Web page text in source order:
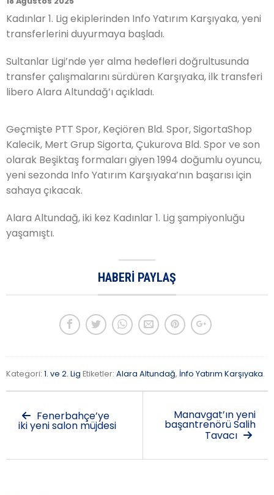
Kadınlar 1. Lig ekiplerinden Info Yatırım Karşıyaka, yeni
transferlerini duyurmaya başladı.
Sultanlar Ligi’nde yer alma hedefleri doğrultusunda
transfer çalışmalarını sürdüren Karşıyaka, ilk transferi
libero Alara Altundağ’ı açıkladı.
Geçmişte PTT Spor, Keçiören Bld. Spor, SigortaShop
Kalecik, Mert Grup Sigorta, Çukurova Bld. Spor ve son
olarak Beşiktaş formaları giyen 1994 doğumlu oyuncu,
yeni sezonda Info Yatırım Karşıyaka’nın başarısı için
sahaya çıkacak.
Alara Altundağ, iki kez Kadınlar 1. Lig şampiyonluğu
yaşamıştı.
HABERI PAYLAŞ
Kategori: 1. ve 2. Lig Etiketler: Alara Altundağ, İnfo Yatırım Karşıyaka.
Fenerbahçe’ye
iki yeni salon müjdesi
Manavgat’ın yeni
başantrenörü Salih
Tavacı